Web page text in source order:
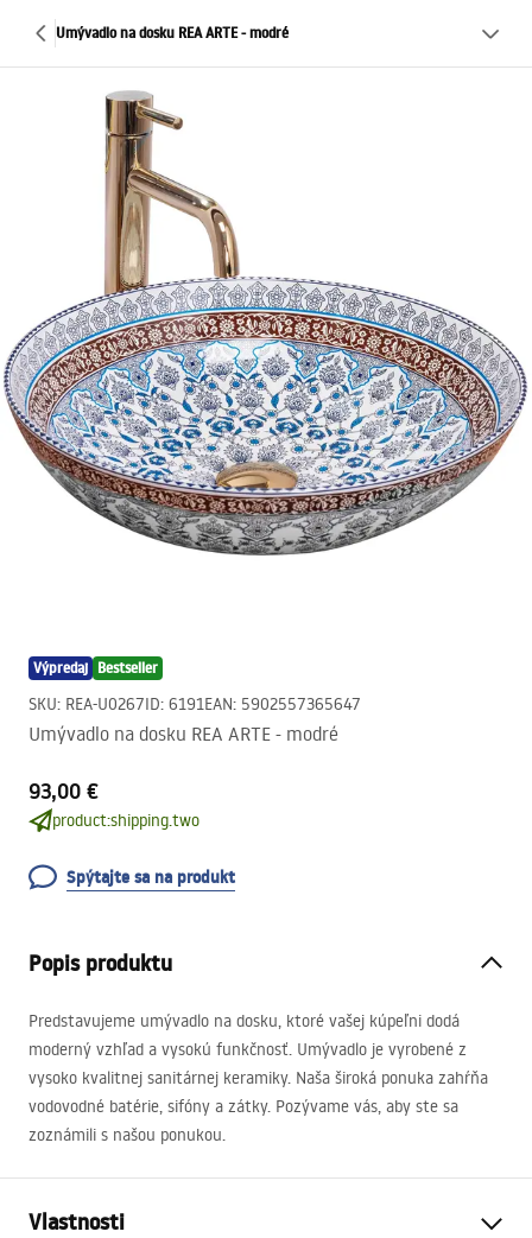
Umývadlo na dosku REA ARTE - modré
Výpredaj Bestseller
SKU: REA-U0267ID: 6191EAN: 5902557365647
Umývadlo na dosku REA ARTE - modré
93,00 €
product:shipping.two
Spýtajte sa na produkt
Popis produktu
Predstavujeme umývadlo na dosku, ktoré vašej kúpeľni dodá
moderný vzhľad a vysokú funkčnosť. Umývadlo je vyrobené z
vysoko kvalitnej sanitárnej keramiky. Naša široká ponuka zahŕňa
vodovodné batérie, sifóny a zátky. Pozývame vás, aby ste sa
zoznámili s našou ponukou.
Vlastnosti